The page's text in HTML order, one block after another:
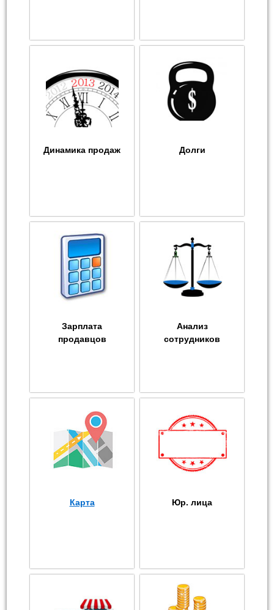
Динамика продаж Долги
Зарплата
продавцов
Анализ
сотрудников
Карта Юр. лица